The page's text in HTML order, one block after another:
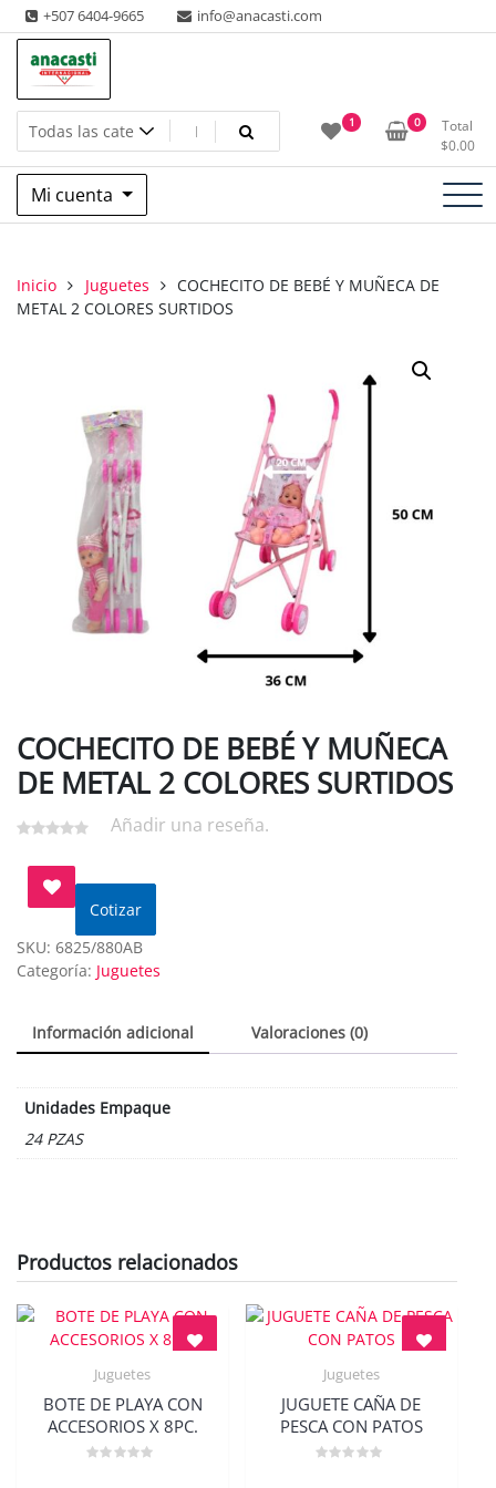
Saltar
al
contenido
+507 6404-9665 info@anacasti.com
Anacasti Internacional SA
Ventas de productos al por mayor de flores y plantas. juguetes,
navidad, religioso y adornos
1 0
Total
$0.00
Mi cuenta
Inicio Juguetes
COCHECITO DE BEBÉ Y MUÑECA DE
METAL 2 COLORES SURTIDOS
COCHECITO DE BEBÉ Y MUÑECA
DE METAL 2 COLORES SURTIDOS
Añadir una reseña.
Cotizar
SKU: 6825/880AB
Categoría: Juguetes
Información adicional Valoraciones (0)
Unidades Empaque
24 PZAS
Productos relacionados
Juguetes
BOTE DE PLAYA CON
ACCESORIOS X 8PC.
Quick View
Juguetes
JUGUETE CAÑA DE
PESCA CON PATOS